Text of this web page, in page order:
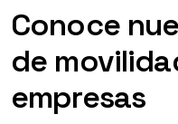
Conoce
de
empresas